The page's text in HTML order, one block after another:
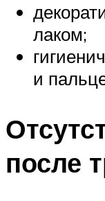
лаком;
и
после